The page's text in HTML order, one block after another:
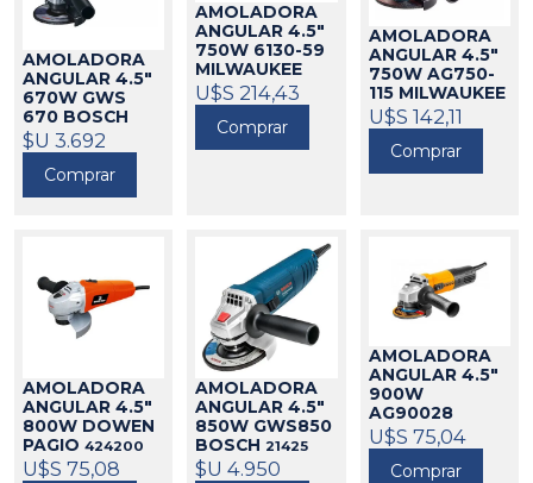
AMOLADORA
ANGULAR 4.5"
670W GWS
670 BOSCH
21075
$U 3.692
Comprar
AMOLADORA
ANGULAR 4.5"
750W 6130-59
MILWAUKEE
271024
U$S 214,43
Comprar
AMOLADORA
ANGULAR 4.5"
750W AG750-
115 MILWAUKEE
271004
U$S 142,11
Comprar
AMOLADORA
ANGULAR 4.5"
800W DOWEN
PAGIO 424200
U$S 75,08
AMOLADORA
ANGULAR 4.5"
850W GWS850
BOSCH21425
$U 4.950
AMOLADORA
ANGULAR 4.5"
900W
AG90028
INGCO424028
U$S 75,04
Comprar